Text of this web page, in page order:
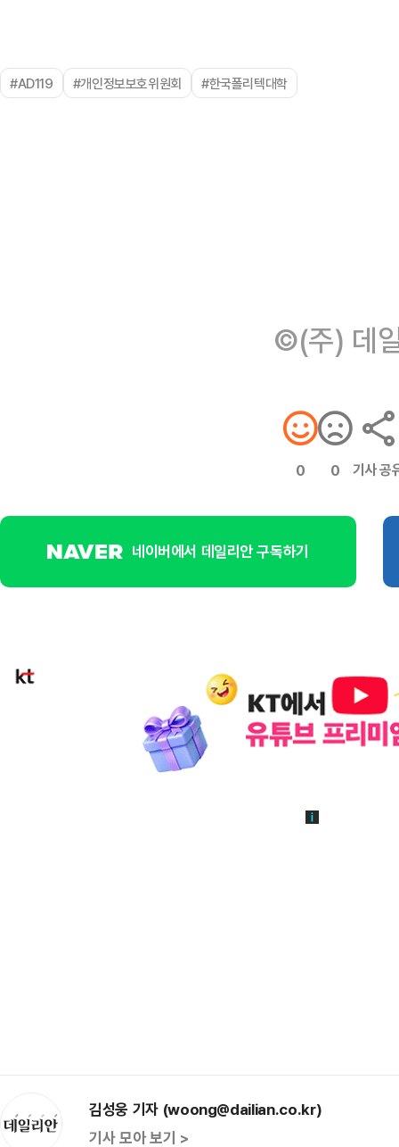
#AD119 #개인정보보호위원회 #한국폴리텍대학
©(주) 데
0 0 기사 공
네이버에서 데일리안 구독하기
김성웅 기자 (woong@dailian.co.kr)
기사 모아 보기 >